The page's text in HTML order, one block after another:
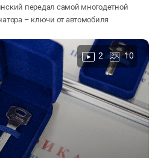
передал самой многодетной
– ключи от автомобиля
2 10